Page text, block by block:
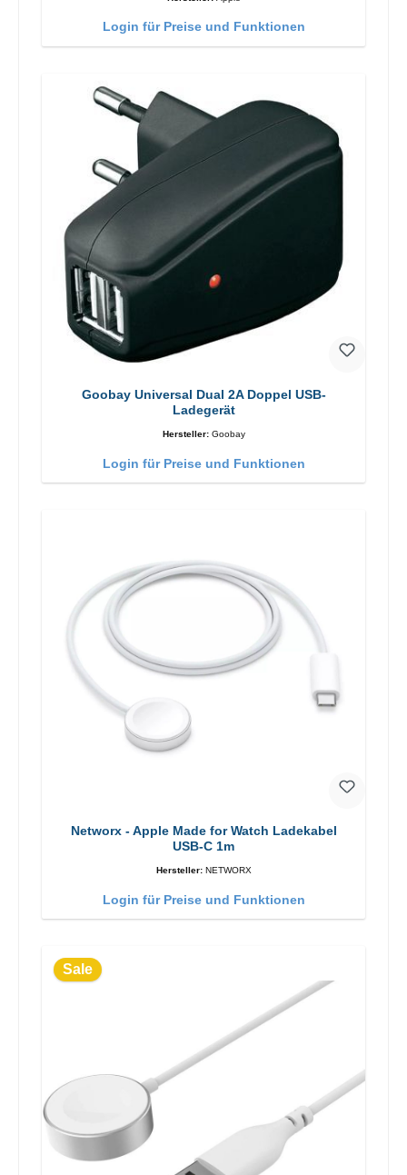
Login für Preise und Funktionen
Goobay Universal Dual 2A Doppel USB-
Ladegerät
Hersteller: Goobay
Login für Preise und Funktionen
Networx - Apple Made for Watch Ladekabel
USB-C 1m
Hersteller: NETWORX
Login für Preise und Funktionen
Sale